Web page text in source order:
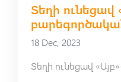
Տեղի ունեցավ
18 Dec, 2023